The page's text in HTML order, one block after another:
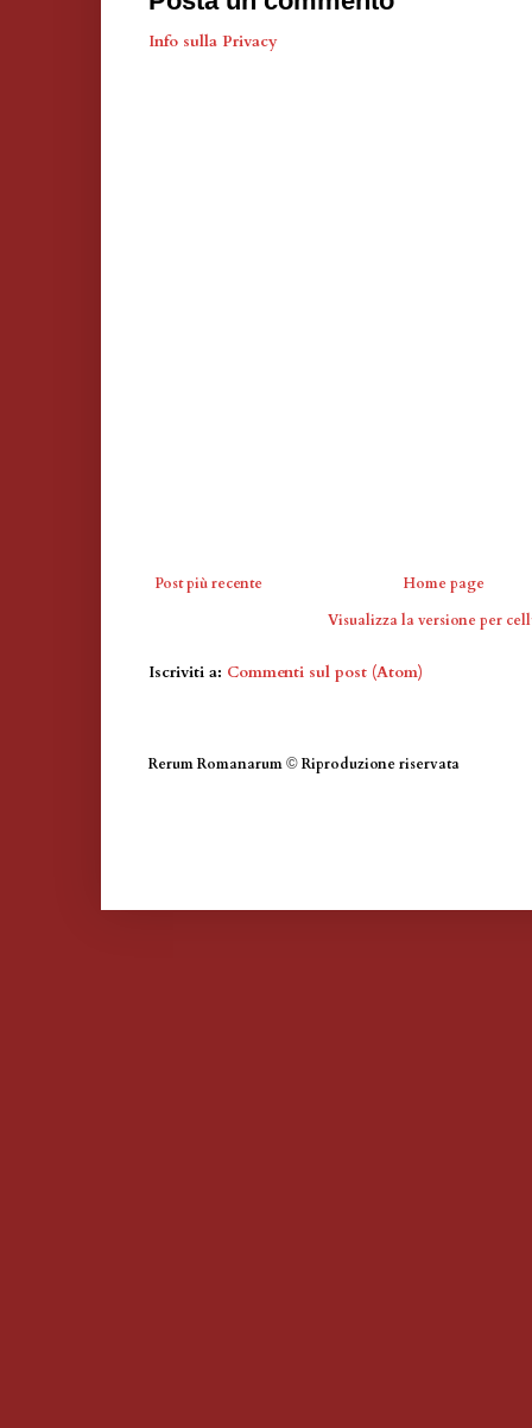
Info sulla Privacy
Post più recente
Home page
Visualizza la versione per
Iscriviti a: Commenti sul post (Atom)
Rerum Romanarum © Riproduzione riservata